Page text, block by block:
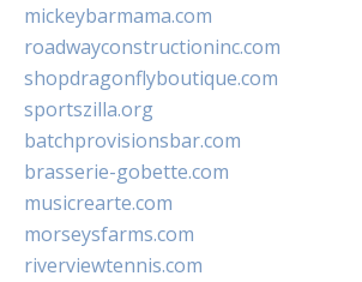
mickeybarmama.com
roadwayconstructioninc.com
shopdragonflyboutique.com
sportszilla.org
batchprovisionsbar.com
brasserie-gobette.com
musicrearte.com
morseysfarms.com
riverviewtennis.com